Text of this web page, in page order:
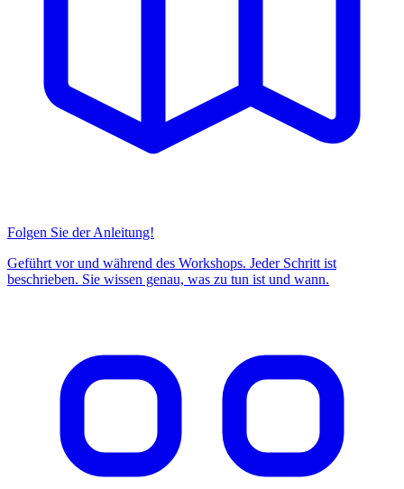
Folgen Sie der Anleitung!
Geführt vor und während des Workshops. Jeder Schritt ist
beschrieben. Sie wissen genau, was zu tun ist und wann.